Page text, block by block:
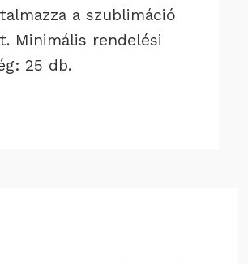
a szublimáció
Minimális rendelési
25 db.